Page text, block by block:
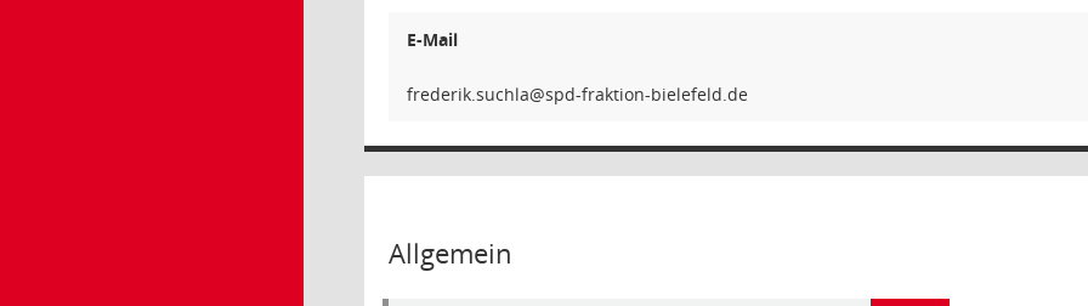
E-Mail
alhcus.
Allgemein